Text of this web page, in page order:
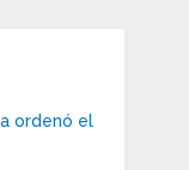
ordenó el